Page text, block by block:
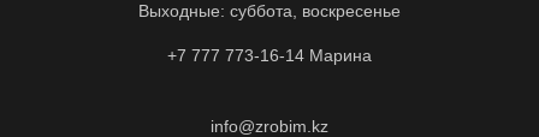
Выходные: суббота, воскресенье
+7 777 773-16-14 Марина
info@zrobim.kz